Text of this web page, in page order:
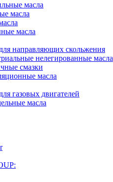
масла
масла
масла
направляющих скольжения
нелегированные масла
смазки
масла
газовых двигателей
масла